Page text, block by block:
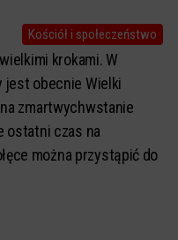
Kościół i społeczeństwo
krokami. W
jest obecnie Wielki
zmartwychwstanie
ostatni czas na
można przystąpić do